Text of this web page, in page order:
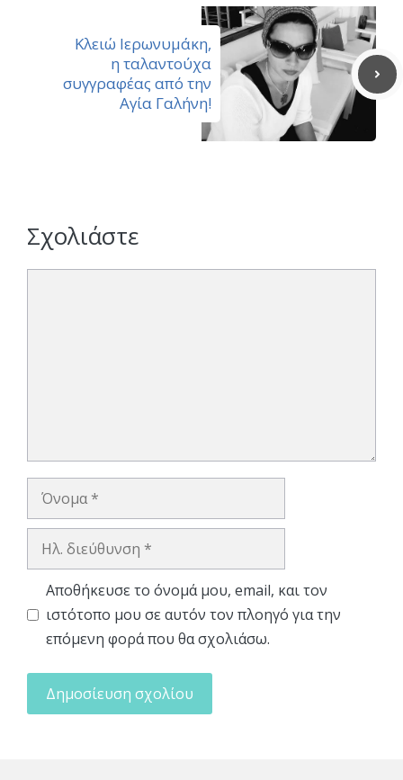
Κλειώ Ιερωνυμάκη,
η ταλαντούχα
συγγραφέας από την
Αγία Γαλήνη!
Σχολιάστε
Όνομα
Ηλ.
Αποθήκευσε το όνομά μου, email, και τον
ιστότοπο μου σε αυτόν τον πλοηγό για την
επόμενη φορά που θα σχολιάσω.